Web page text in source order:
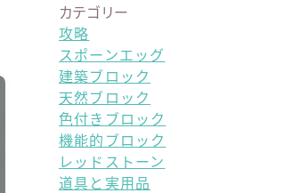
カテゴリー
攻略
スポーンエッグ
建築ブロック
天然ブロック
色付きブロック
機能的ブロック
レッドストーン
道具と実用品